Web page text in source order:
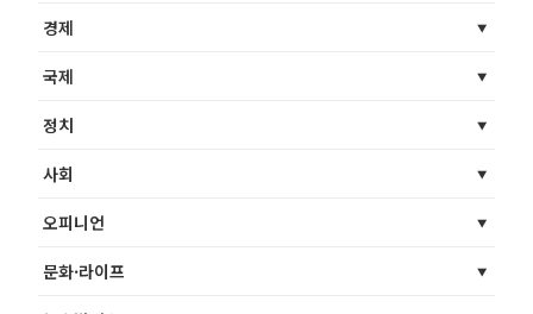
경제
국제
정치
사회
오피니언
문화·라이프